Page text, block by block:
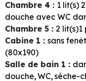
Chambre 4 : 1 lit(s)
douche avec WC
Chambre 5 : 2 lit(s)1
Cabine 1 : sans
(80x190)
Salle de bain 1 :
douche WC sèche-